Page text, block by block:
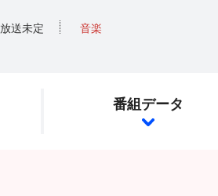
放送未定 音楽
番組データ